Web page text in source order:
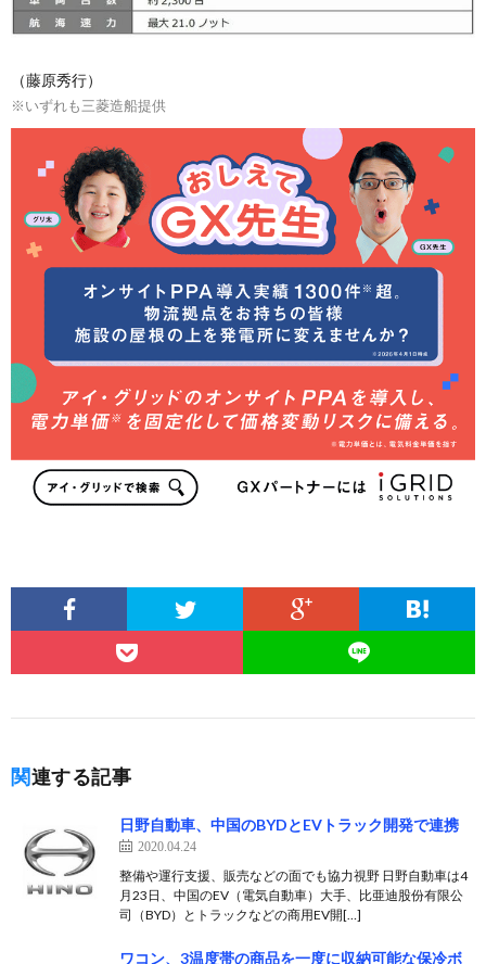
（藤原秀行）
※いずれも三菱造船提供
関連する記事
日野自動車、中国のBYDとEVトラック開発で連携
2020.04.24
整備や運行支援、販売などの面でも協力視野 日野自動車は4
月23日、中国のEV（電気自動車）大手、比亜迪股份有限公
司（BYD）とトラックなどの商用EV開[…]
ワコン、3温度帯の商品を一度に収納可能な保冷ボ